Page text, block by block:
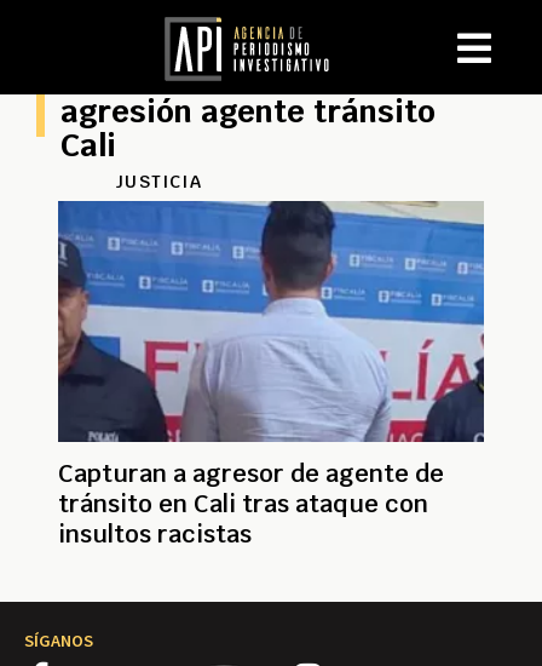
agresión agente tránsito
Cali
JUSTICIA
Capturan a agresor de agente de
tránsito en Cali tras ataque con
insultos racistas
SÍGANOS